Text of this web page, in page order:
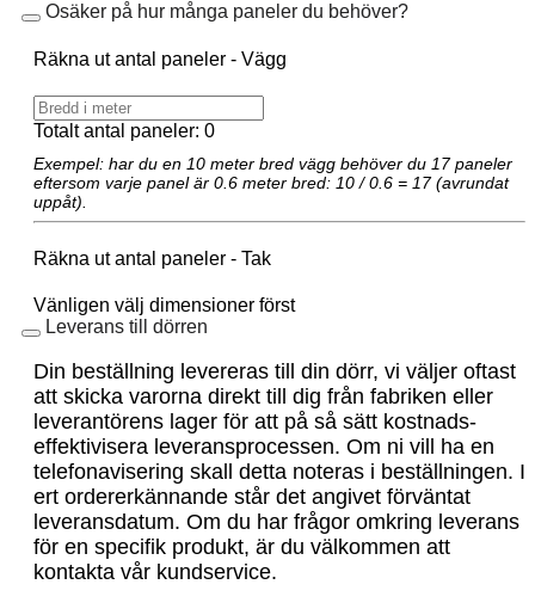
Osäker på hur många paneler du behöver?
Räkna ut antal paneler - Vägg
Totalt antal paneler: 0
Exempel: har du en 10 meter bred vägg behöver du 17 paneler
eftersom varje panel är 0.6 meter bred: 10 / 0.6 = 17 (avrundat
uppåt).
Räkna ut antal paneler - Tak
Vänligen välj dimensioner först
Leverans till dörren
Din beställning levereras till din dörr, vi väljer oftast
att skicka varorna direkt till dig från fabriken eller
leverantörens lager för att på så sätt kostnads-
effektivisera leveransprocessen. Om ni vill ha en
telefonavisering skall detta noteras i beställningen. I
ert ordererkännande står det angivet förväntat
leveransdatum. Om du har frågor omkring leverans
för en specifik produkt, är du välkommen att
kontakta vår kundservice.